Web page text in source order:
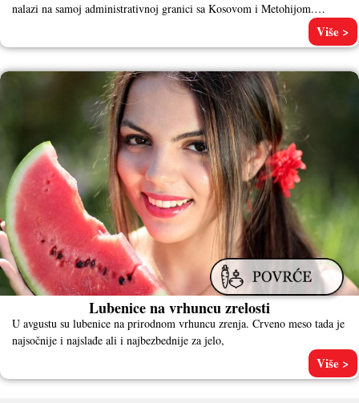
nalazi na samoj administrativnoj granici sa Kosovom i Metohijom.
Više >
Lubenice na vrhuncu zrelosti
U avgustu su lubenice na prirodnom vrhuncu zrenja. Crveno meso tada je
najsočnije i najslađe ali i najbezbednije za jelo,
Više >